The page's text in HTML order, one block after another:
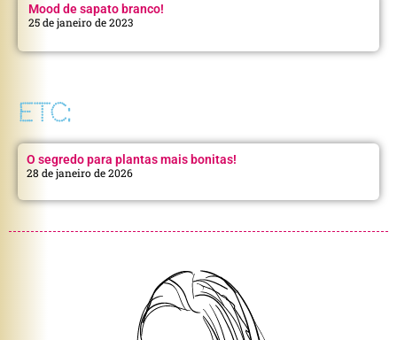
Mood de sapato branco!
25 de janeiro de 2023
ETC:
O segredo para plantas mais bonitas!
28 de janeiro de 2026